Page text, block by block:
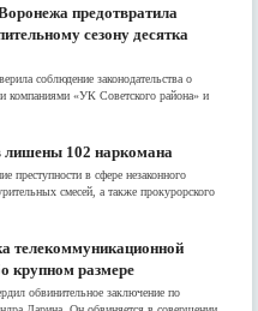
предотвратила
сезону десятка
соблюдение законодательства о
компаниями «УК Советского района» и
лишены 102 наркомана
преступности в сфере незаконного
смесей, а также прокурорского
телекоммуникационной
крупном размере
обвинительное заключение по